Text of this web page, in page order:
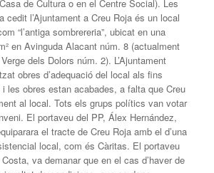
de Cultura o en el Centre Social). Les
cedit l’Ajuntament a Creu Roja és un local
“l’antiga sombrereria”, ubicat en una
en Avinguda Alacant núm. 8 (actualment
dels Dolors núm. 2). L’Ajuntament
obres d’adequació del local als fins
les obres estan acabades, a falta que Creu
al local. Tots els grups polítics van votar
El portaveu del PP, Álex Hernández,
el tracte de Creu Roja amb el d’una
local, com és Càritas. El portaveu
va demanar que en el cas d’haver de